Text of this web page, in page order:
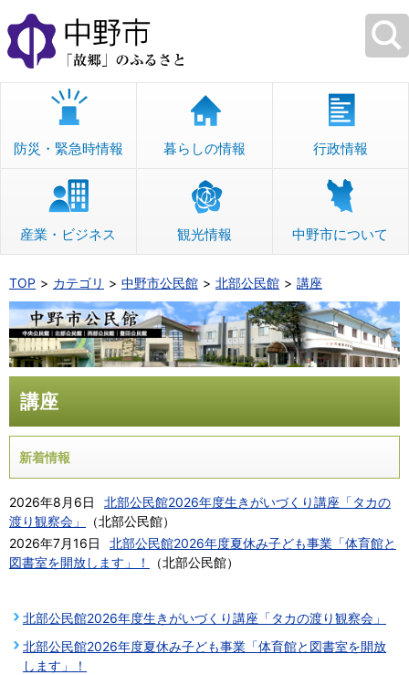
本
文
へ
移
防災・緊急時情報 暮らしの情報 行政情報
産業・ビジネス 観光情報 中野市について
TOP カテゴリ 中野市公民館 北部公民館 講座
講座
新着情報
2026年8月6日
北部公民館2026年度生きがいづくり講座「タカの
渡り観察会」
（北部公民館）
2026年7月16日
北部公民館2026年度夏休み子ども事業「体育館と
図書室を開放します」！
（北部公民館）
北部公民館2026年度生きがいづくり講座「タカの渡り観察会」
北部公民館2026年度夏休み子ども事業「体育館と図書室を開放
します」！